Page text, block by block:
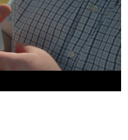
リエイターの青春〜
で知られるマンガ家・田中圭
ートマンガです。